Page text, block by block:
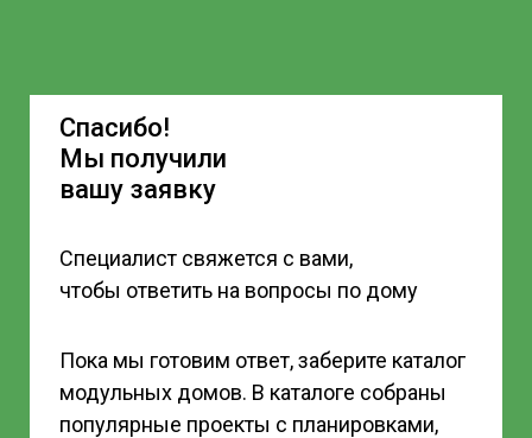
Спасибо!
Мы получили
вашу заявку
Специалист свяжется с вами,
чтобы ответить на вопросы по дому
Пока мы готовим ответ, заберите каталог
модульных домов. В каталоге собраны
популярные проекты с планировками,